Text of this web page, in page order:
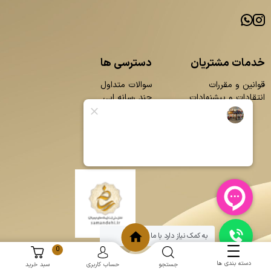
خدمات مشتریان
قوانین و مقررات
انتقادات و پیشنهادات
دسترسی ها
سوالات متداول
چند رسانه ایی
دسته بندی ها جستجو حساب کاربری
0
سبد خرید
به کمک نیاز دارد با ما چت کنید